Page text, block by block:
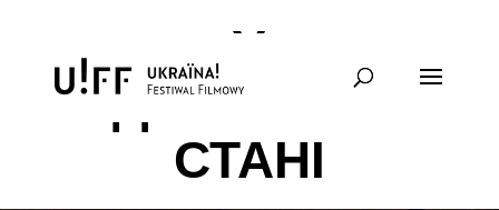
У
ПІДВІШЕНОМУ
СТАНІ